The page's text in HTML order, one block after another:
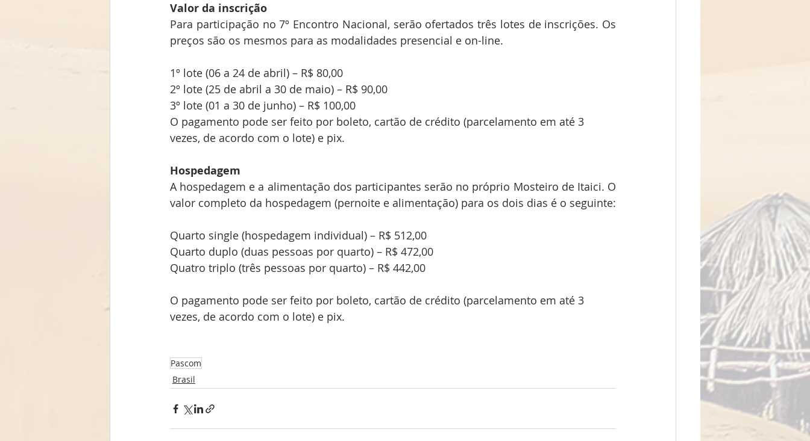
Valor da inscrição
Para participação no 7º Encontro Nacional, serão ofertados três lotes de inscrições. Os
preços são os mesmos para as modalidades presencial e on-line.
1º lote (06 a 24 de abril) – R$ 80,00
2º lote (25 de abril a 30 de maio) – R$ 90,00
3º lote (01 a 30 de junho) – R$ 100,00
O pagamento pode ser feito por boleto, cartão de crédito (parcelamento em até 3
vezes, de acordo com o lote) e pix.
Hospedagem
A hospedagem e a alimentação dos participantes serão no próprio Mosteiro de Itaici. O
valor completo da hospedagem (pernoite e alimentação) para os dois dias é o seguinte:
Quarto single (hospedagem individual) – R$ 512,00
Quarto duplo (duas pessoas por quarto) – R$ 472,00
Quatro triplo (três pessoas por quarto) – R$ 442,00
O pagamento pode ser feito por boleto, cartão de crédito (parcelamento em até 3
vezes, de acordo com o lote) e pix.
Pascom
Brasil